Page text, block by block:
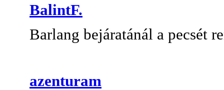
BalintF.
Barlang bejáratánál a pecsét
azenturam